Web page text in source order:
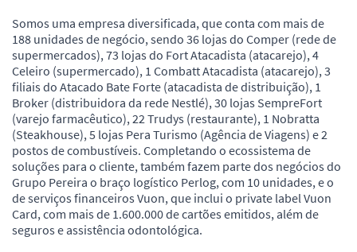
Somos uma empresa diversificada, que conta com mais de
188 unidades de negócio, sendo 36 lojas do Comper (rede de
supermercados), 73 lojas do Fort Atacadista (atacarejo), 4
Celeiro (supermercado), 1 Combatt Atacadista (atacarejo), 3
filiais do Atacado Bate Forte (atacadista de distribuição), 1
Broker (distribuidora da rede Nestlé), 30 lojas SempreFort
(varejo farmacêutico), 22 Trudys (restaurante), 1 Nobratta
(Steakhouse), 5 lojas Pera Turismo (Agência de Viagens) e 2
postos de combustíveis. Completando o ecossistema de
soluções para o cliente, também fazem parte dos negócios do
Grupo Pereira o braço logístico Perlog, com 10 unidades, e o
de serviços financeiros Vuon, que inclui o private label Vuon
Card, com mais de 1.600.000 de cartões emitidos, além de
seguros e assistência odontológica.